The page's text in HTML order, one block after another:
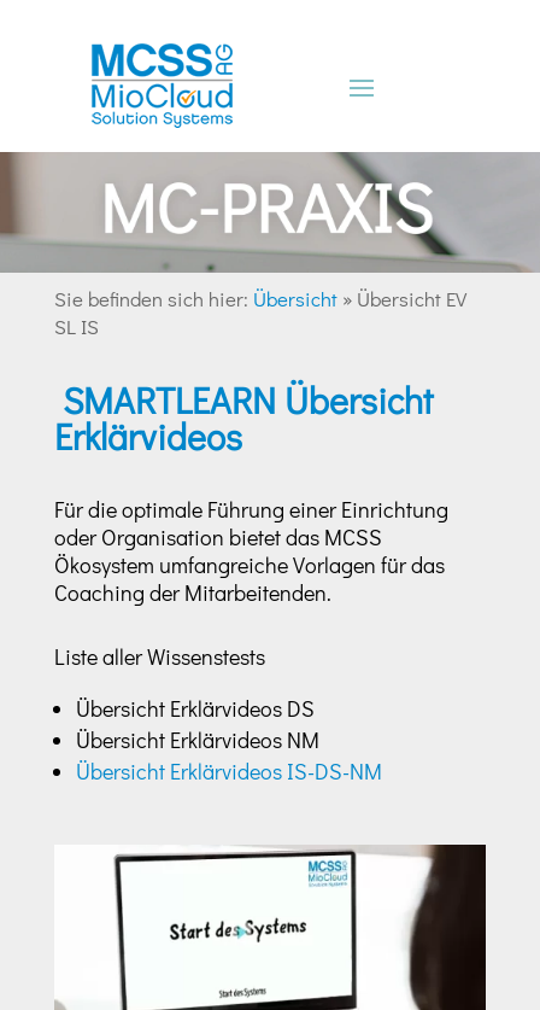
Sie befinden sich hier: Übersicht» Übersicht EV
SL IS
SMARTLEARN Übersicht
Erklärvideos
Für die optimale Führung einer Einrichtung
oder Organisation bietet das MCSS
Ökosystem umfangreiche Vorlagen für das
Coaching der Mitarbeitenden.
Liste aller Wissenstests
Übersicht Erklärvideos DS
Übersicht Erklärvideos NM
Übersicht Erklärvideos IS-DS-NM